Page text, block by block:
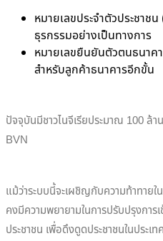
หมายเลขประจำตัวประชาช
ธุรกรรมอย่างเป็นทางการ
หมายเลขยืนยันตัวตนธนาค
สำหรับลูกค้าธนาคารอีกขั้น
ปัจจุบันมีชาวไนจีเรียประมาณ 100 ล้
BVN
แม้ว่าระบบนี้จะเผชิญกับความท้าทาย
คงมีความพยายามในการปรับปรุงการเ
ประชาชน เพื่อดึงดูดประชาชนในประเ